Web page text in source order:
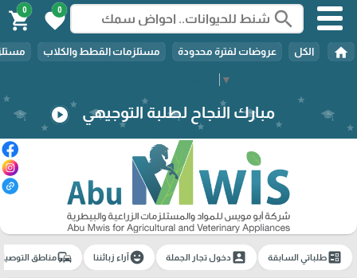
▼
search
0
favorite
0
shopping_cart
home الكل عروضات لفترة محدودة مستلزمات القطط والكلاب
مبارك النجاح لطلبة التوجيهي play_circle
ballotطلباتي السابقة account_boxدخول تجار الجملة emoji_emotionsآراء زبائننا commuteمناطق